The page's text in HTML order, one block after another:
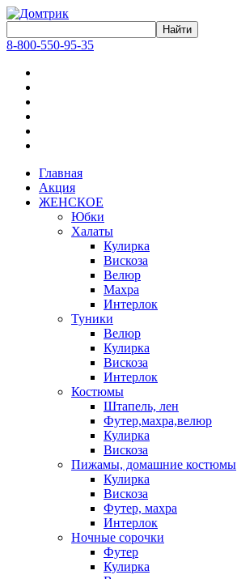
8-800-550-95-35
Главная
Акция
ЖЕНСКОЕ
Юбки
Халаты
Кулирка
Вискоза
Велюр
Махра
Интерлок
Туники
Велюр
Кулирка
Вискоза
Интерлок
Костюмы
Штапель, лен
Футер,махра,велюр
Кулирка
Вискоза
Пижамы, домашние костюмы
Кулирка
Вискоза
Футер, махра
Интерлок
Ночные сорочки
Футер
Кулирка